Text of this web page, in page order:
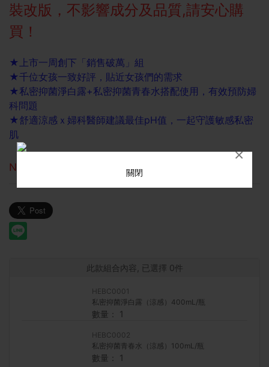
關閉
×
裝改版，不影響成分及品質,請安心購
買！
★上市一周創下「銷售破萬」組
★千位女孩一致好評，貼近女孩們的需求
★私密抑菌淨白露+私密抑菌青春水搭配使用，有效預防婦
科問題
★舒適涼感ｘ婦科醫師建議最佳pH值，一起守護敏感私密
肌
NT799
此款組合內容, 已選擇 0件
HEBC0001
私密抑菌淨白露（涼感）400mL/瓶
數量： 1
HEBC0002
私密抑菌青春水（涼感）100mL/瓶
數量： 1